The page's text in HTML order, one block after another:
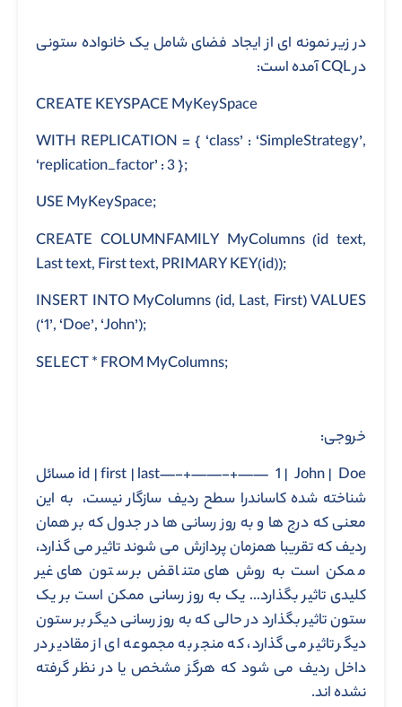
در زیر نمونه ای از ایجاد فضای شامل یک خانواده ستونی
در CQL آمده است:
CREATE KEYSPACE MyKeySpace
WITH REPLICATION = { ‘class’ : ‘SimpleStrategy’,
‘replication_factor’ : 3 };
USE MyKeySpace;
CREATE COLUMNFAMILY MyColumns (id text,
Last text, First text, PRIMARY KEY(id));
INSERT INTO MyColumns (id, Last, First) VALUES
(‘1’, ‘Doe’, ‘John’);
SELECT * FROM MyColumns;
خروجی:
id | first | last—-+——-+—— 1 | John | Doe مسائل
شناخته شده کاساندرا سطح ردیف سازگار نیست، به این
معنی که درج ها و به روز رسانی ها در جدول که بر همان
ردیف که تقریبا همزمان پردازش می شوند تاثیر می گذارد،
ممکن است به روش های متناقض بر ستون های غیر
کلیدی تاثیر بگذارد… یک به روز رسانی ممکن است بر یک
ستون تاثیر بگذارد در حالی که به روز رسانی دیگر بر ستون
دیگر تاثیر می گذارد، که منجر به مجموعه ای از مقادیر در
داخل ردیف می شود که هرگز مشخص یا در نظر گرفته
نشده اند.